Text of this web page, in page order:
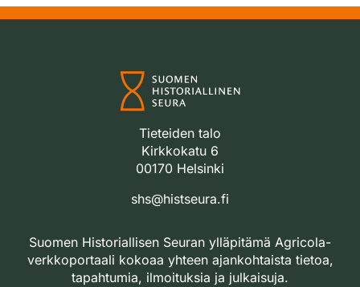
Tieteiden talo
Kirkkokatu 6
00170 Helsinki
shs@histseura.fi
Suomen Historiallisen Seuran ylläpitämä Agricola-
verkkoportaali kokoaa yhteen ajankohtaista tietoa,
tapahtumia, ilmoituksia ja julkaisuja.